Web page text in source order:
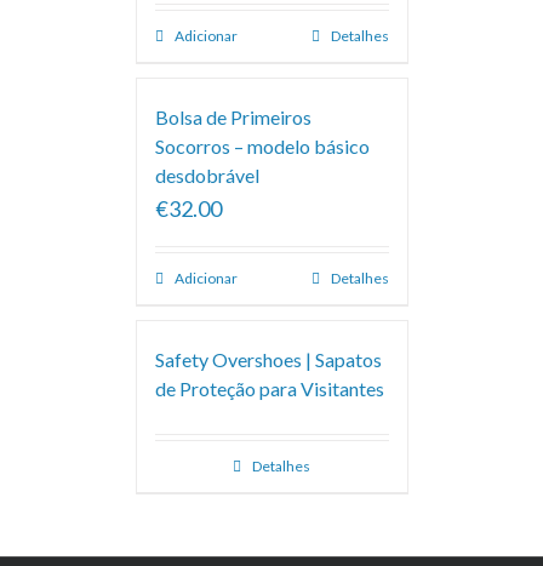
Adicionar Detalhes
Bolsa de Primeiros
Socorros – modelo básico
desdobrável
€32.00
Adicionar Detalhes
Safety Overshoes | Sapatos
de Proteção para Visitantes
Detalhes